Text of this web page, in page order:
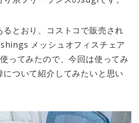
とおり、コストコで販売され
メッシュオフィスチェア
ってみたので、今回は使ってみ
ついて紹介してみたいと思い